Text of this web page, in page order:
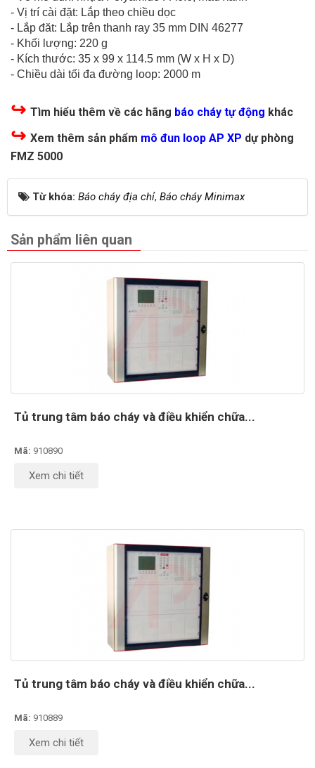
- Vị trí cài đặt: Lắp theo chiều dọc
- Lắp đăt: Lắp trên thanh ray 35 mm DIN 46277
- Khối lượng: 220 g
- Kích thước: 35 x 99 x 114.5 mm (W x H x D)
- Chiều dài tối đa đường loop: 2000 m
↪ Tìm hiểu thêm về các hãng báo cháy tự động khác
↪ Xem thêm sản phẩm mô đun loop AP XP dự phòng
FMZ 5000
Từ khóa: Báo cháy địa chỉ, Báo cháy Minimax
Sản phẩm liên quan
Tủ trung tâm báo cháy và điều khiển chữa...
Mã: 910890
Xem chi tiết
Tủ trung tâm báo cháy và điều khiển chữa...
Mã: 910889
Xem chi tiết